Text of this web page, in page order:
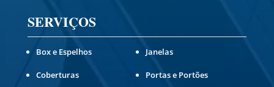
SERVIÇOS
Box e Espelhos
Coberturas
Janelas
Portas e Portões